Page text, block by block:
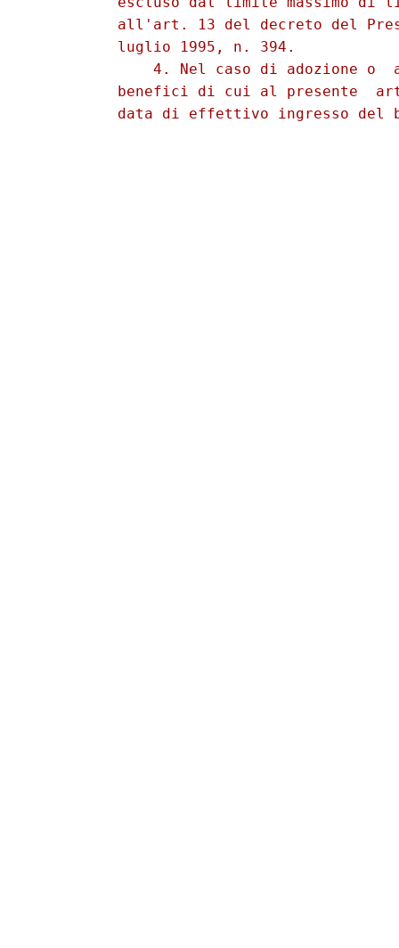
all'art. 13 del decreto del
          luglio 1995, n. 394.
4. Nel caso di adozione o
benefici di cui al presente